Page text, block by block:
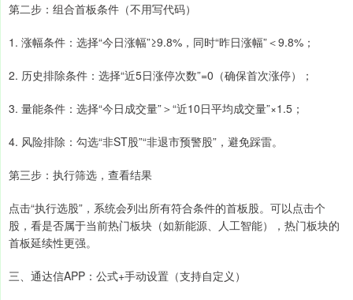
第二步：组合首板条件（不用写代码）
1. 涨幅条件：选择“今日涨幅”≥9.8%，同时“昨日涨幅”＜9.8%；
2. 历史排除条件：选择“近5日涨停次数”=0（确保首次涨停）；
3. 量能条件：选择“今日成交量”＞“近10日平均成交量”×1.5；
4. 风险排除：勾选“非ST股”“非退市预警股”，避免踩雷。
第三步：执行筛选，查看结果
点击“执行选股”，系统会列出所有符合条件的首板股。可以点击个
股，看是否属于当前热门板块（如新能源、人工智能），热门板块的
首板延续性更强。
三、通达信APP：公式+手动设置（支持自定义）